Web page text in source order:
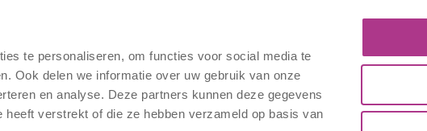
te personaliseren, om functies voor social media te
Ook delen we informatie over uw gebruik van onze
en analyse. Deze partners kunnen deze gegevens
verstrekt of die ze hebben verzameld op basis van
| Cookiebeleid